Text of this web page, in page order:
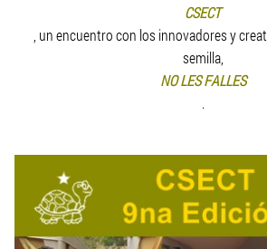
CSECT
, un encuentro con los innovadores y
semilla,
NO LES FALLES
.